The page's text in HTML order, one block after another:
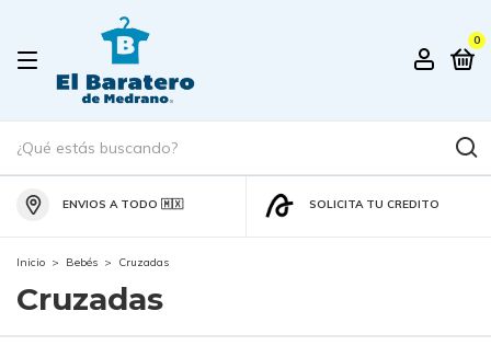
0
ENVIOS A TODO 🇲🇽 SOLICITA TU CREDITO
Inicio > Bebés > Cruzadas
Cruzadas